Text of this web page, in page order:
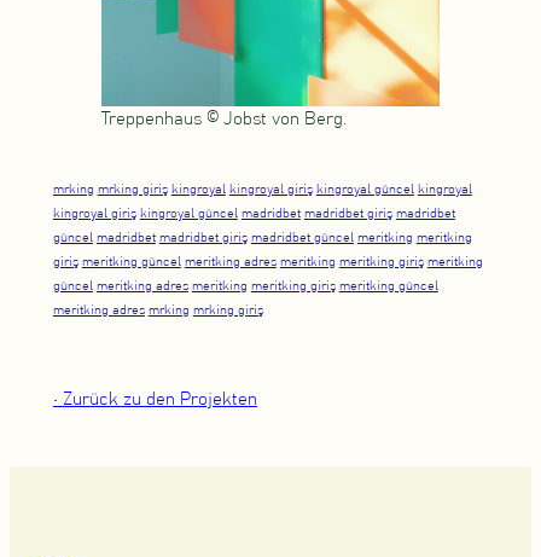
Treppenhaus © Jobst von Berg.
mrking mrking giriş kingroyal kingroyal giriş kingroyal güncel kingroyal
kingroyal giriş kingroyal güncel madridbet madridbet giriş madridbet
güncel madridbet madridbet giriş madridbet güncel meritking meritking
giriş meritking güncel meritking adres meritking meritking giriş meritking
güncel meritking adres meritking meritking giriş meritking güncel
meritking adres mrking mrking giriş
• Zurück zu den Projekten